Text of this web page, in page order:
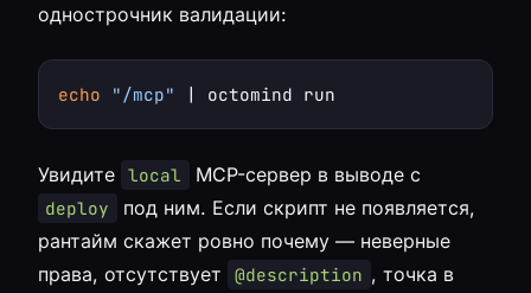
однострочник валидации:
echo "/mcp"
Увидите local MCP-сервер в выводе с
deploy
под ним. Если скрипт не появляется,
рантайм скажет ровно почему — неверные
права, отсутствует
@description , точка в